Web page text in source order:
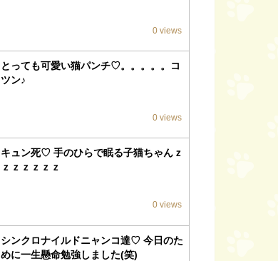
0 views
とっても可愛い猫パンチ♡。。。。。コ
ツン♪
0 views
キュン死♡ 手のひらで眠る子猫ちゃんｚ
ｚｚｚｚｚｚ
0 views
シンクロナイルドニャンコ達♡ 今日のた
めに一生懸命勉強しました(笑)